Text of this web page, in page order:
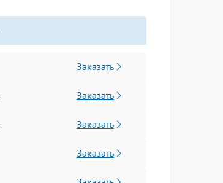
Заказать
Заказать
Заказать
Заказать